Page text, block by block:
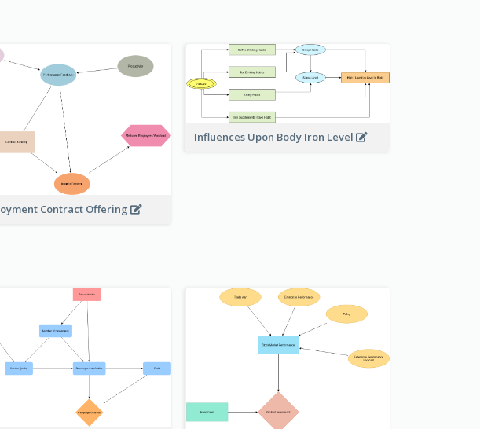
Contract Offering
Influences Upon Body Iron Level